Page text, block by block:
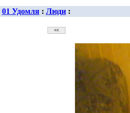
01 Удомля: Люди: